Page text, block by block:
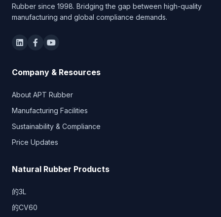
Rubber since 1998. Bridging the gap between high-quality
manufacturing and global compliance demands.
Company & Resources
About APT Rubber
Manufacturing Facilities
Sustainability & Compliance
Price Updates
Natural Rubber Products
的3L
的CV60